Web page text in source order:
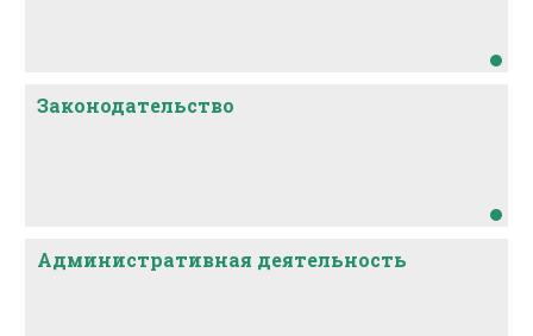
Законодательство
Административная деятельность